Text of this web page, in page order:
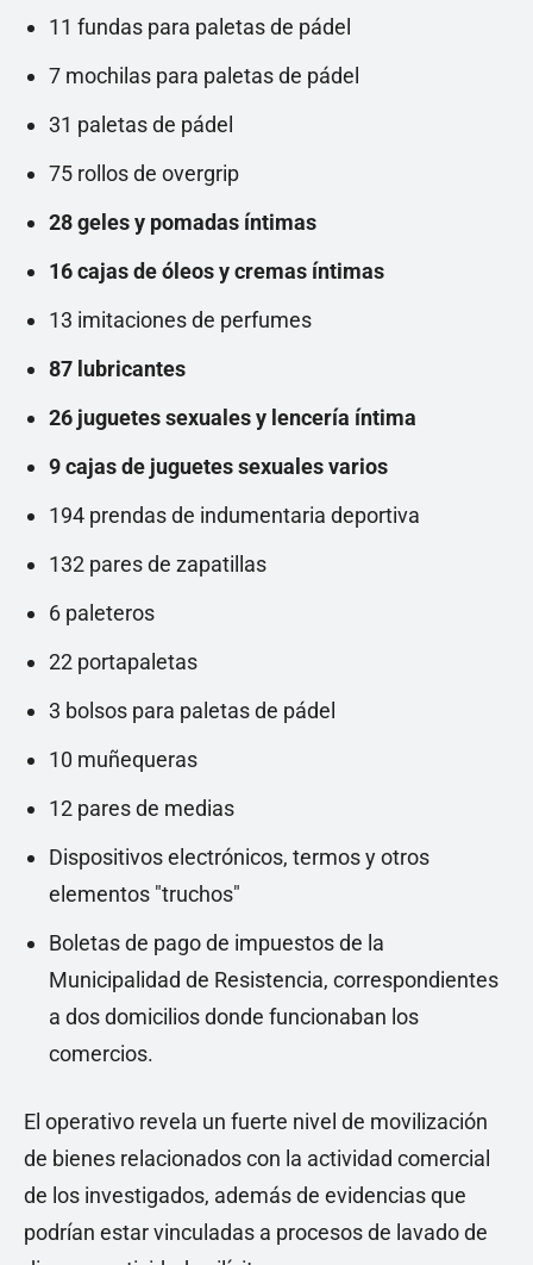
11 fundas para paletas de pádel
7 mochilas para paletas de pádel
31 paletas de pádel
75 rollos de overgrip
28 geles y pomadas íntimas
16 cajas de óleos y cremas íntimas
13 imitaciones de perfumes
87 lubricantes
26 juguetes sexuales y lencería íntima
9 cajas de juguetes sexuales varios
194 prendas de indumentaria deportiva
132 pares de zapatillas
6 paleteros
22 portapaletas
3 bolsos para paletas de pádel
10 muñequeras
12 pares de medias
Dispositivos electrónicos, termos y otros
elementos "truchos"
Boletas de pago de impuestos de la
Municipalidad de Resistencia, correspondientes
a dos domicilios donde funcionaban los
comercios.
El operativo revela un fuerte nivel de movilización
de bienes relacionados con la actividad comercial
de los investigados, además de evidencias que
podrían estar vinculadas a procesos de lavado de